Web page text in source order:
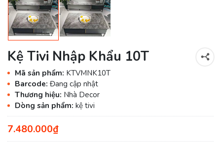
Kệ Tivi Nhập Khẩu 10T
Mã sản phẩm: KTVMNK10T
Barcode: Đang cập nhật
Thương hiệu: Nhà Decor
Dòng sản phẩm: kệ tivi
7.480.000₫